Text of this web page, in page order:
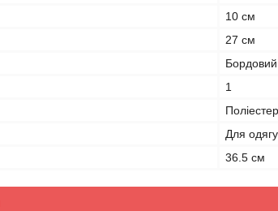
10 см
27 см
Бордовий
1
Поліестер
Для одягу
36.5 см